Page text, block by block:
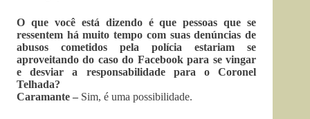
O que você está dizendo é que pessoas que se
ressentem há muito tempo com suas denúncias de
abusos cometidos pela polícia estariam se
aproveitando do caso do Facebook para se vingar
e desviar a responsabilidade para o Coronel
Telhada?
Caramante – Sim, é uma possibilidade.